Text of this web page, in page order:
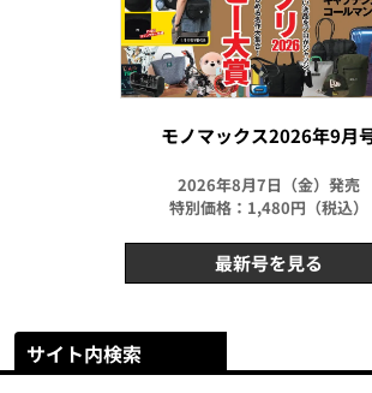
モノマックス2026年9月
2026年8月7日（金）発売
特別価格：1,480円（税込）
最新号を見る
サイト内検索